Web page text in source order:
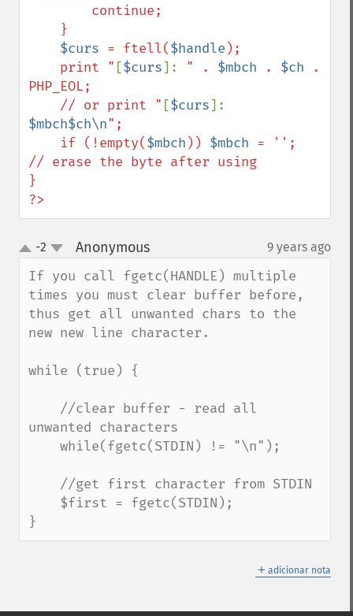
$curs = ftell($handle );
    print "
[$curs]: " . $mbch . $ch .
PHP_EOL;
    // or print "
[$curs
$mbch$ch\n";
    if (!empty(
$mbch )) $mbch = '';
// erase the byte after using
}
?>
up
down
-2 Anonymous¶ 9 years ago
If you call fgetc(HANDLE) multiple
times you must clear buffer before,
thus get all unwanted chars to the
new new line character.
while (true) {
unwanted characters
}
＋ adicionar nota